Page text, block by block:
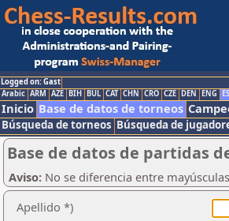
Logged on: Gast
Arabic ARM AZE BIH BUL CAT CHN CRO CZE DEN ENG
Inicio Base de datos de torneos
Búsqueda de torneos Búsqueda de
Base de datos de partidas
Aviso: No se diferencia entre
Apellido *)